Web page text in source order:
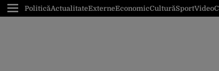
PoliticăActualitateExterneEconomicCulturăSportVideo